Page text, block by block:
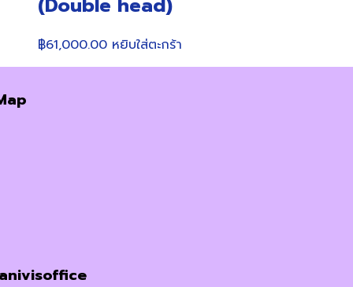
฿61,000.00 หยิบใส่ตะกร้า